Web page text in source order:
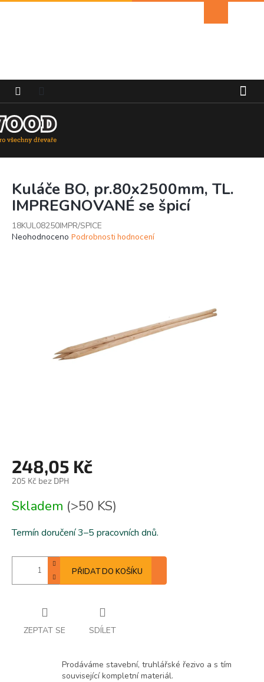
Přejít
košík
Kuláče BO, pr.80x2500mm, TL.
IMPREGNOVANÉ se špicí
18KUL08250IMPR/SPICE
Průměrné
Neohodnoceno Podrobnosti hodnocení
248,05 Kč
205 Kč bez DPH
cena:
Skladem (>50 KS)
Termín doručení 3–5 pracovních dnů.
PŘIDAT DO KOŠÍKU
ZEPTAT SE SDÍLET
Prodáváme stavební, truhlářské řezivo a s tím
související kompletní materiál.